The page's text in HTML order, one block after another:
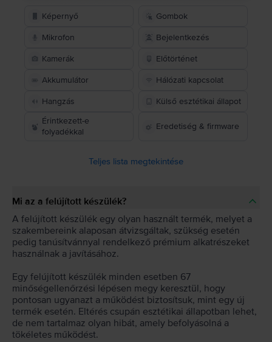
Képernyő Gombok
Mikrofon Bejelentkezés
Kamerák Előtörténet
Akkumulátor Hálózati kapcsolat
Hangzás
Külső esztétikai állapot
Érintkezett-e
folyadékkal
Eredetiség & firmware
Teljes lista megtekintése
Mi az a felújított készülék?
A felújított készülék egy olyan használt termék, melyet a
szakembereink alaposan átvizsgáltak, szükség esetén
pedig tanúsítvánnyal rendelkező prémium alkatrészeket
használnak a javításához.
Egy felújított készülék minden esetben 67
minőségellenőrzési lépésen megy keresztül, hogy
pontosan ugyanazt a működést biztosítsuk, mint egy új
termék esetén. Eltérés csupán esztétikai állapotban lehet,
de nem tartalmaz olyan hibát, amely befolyásolná a
tökéletes működést.